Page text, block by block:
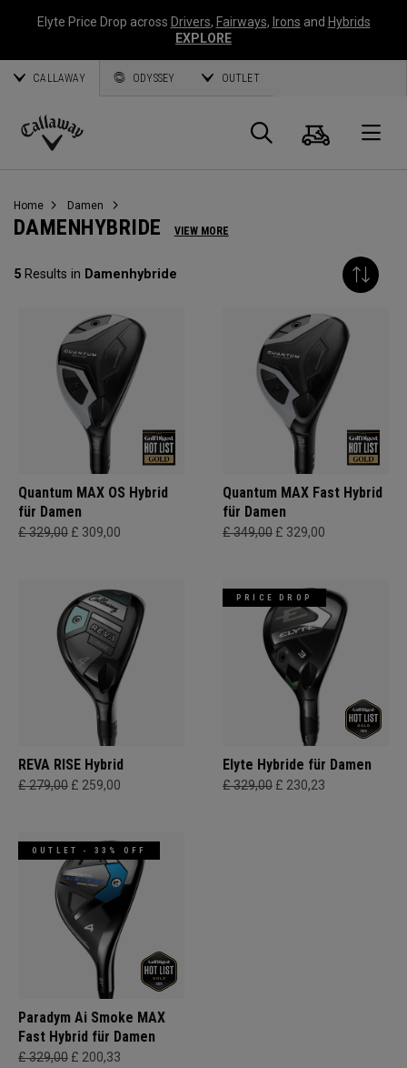
Elyte Price Drop across Drivers, Fairways, Irons and Hybrids
EXPLORE
CALLAWAY ODYSSEY OUTLET
Callaway
Suche
Home Damen
DAMENHYBRIDE VIEW MORE
5 Results in Damenhybride
Quantum MAX OS Hybrid
für Damen
£ 329,00 £ 309,00
Quantum MAX Fast Hybrid
für Damen
£ 349,00 £ 329,00
REVA RISE Hybrid
£ 279,00 £ 259,00
PRICE DROP
Elyte Hybride für Damen
£ 329,00 £ 230,23
OUTLET - 33% OFF
Paradym Ai Smoke MAX
Fast Hybrid für Damen
£ 329,00 £ 200,33